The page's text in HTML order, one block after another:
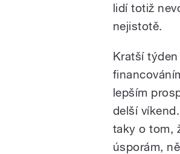
lidí totiž
nejistotě.
Kratší
lepším
delší
taky o tom,
úsporám,